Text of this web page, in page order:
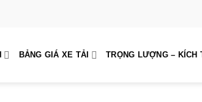
BẢNG GIÁ XE TẢI TRỌNG LƯỢNG – KÍCH